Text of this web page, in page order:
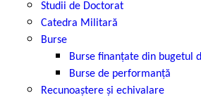
Studii de Doctorat
Catedra Militară
Burse
Burse finanțate din bugetul
Burse de performanță
Recunoaștere și echivalare